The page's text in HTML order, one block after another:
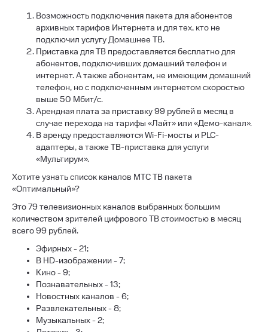
Возможность подключения пакета для абонентов
архивных тарифов Интернета и для тех, кто не
подключил услугу Домашнее ТВ.
Приставка для ТВ предоставляется бесплатно для
абонентов, подключивших домашний телефон и
интернет. А также абонентам, не имеющим домашний
телефон, но с подключенным интернетом скоростью
выше 50 Мбит/с.
Арендная плата за приставку 99 рублей в месяц в
случае перехода на тарифы «Лайт» или «Демо-канал».
В аренду предоставляются Wi-Fi-мосты и PLC-
адаптеры, а также ТВ-приставка для услуги
«Мультирум».
Хотите узнать список каналов МТС ТВ пакета
«Оптимальный»?
Это 79 телевизионных каналов выбранных большим
количеством зрителей цифрового ТВ стоимостью в месяц
всего 99 рублей.
Эфирных - 21;
В HD-изображении - 7;
Кино - 9;
Познавательных - 13;
Новостных каналов - 6;
Развлекательных - 8;
Музыкальных - 2;